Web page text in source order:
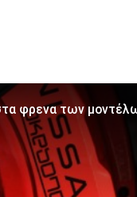
φρενα των